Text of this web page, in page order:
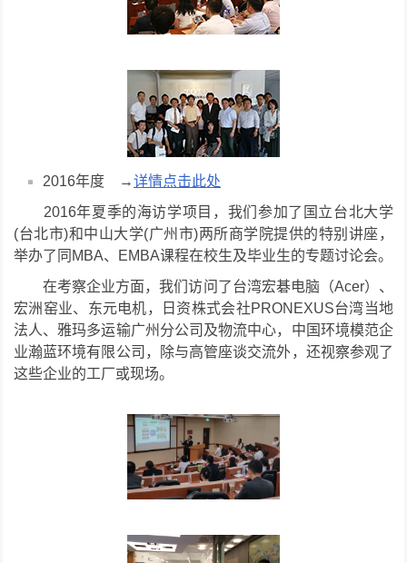
2016年度 →详情点击此处
2016年夏季的海访学项目，我们参加了国立台北大学
(台北市)和中山大学(广州市)两所商学院提供的特别讲座，
举办了同MBA、EMBA课程在校生及毕业生的专题讨论会。
在考察企业方面，我们访问了台湾宏碁电脑（Acer）、
宏洲窑业、东元电机，日资株式会社PRONEXUS台湾当地
法人、雅玛多运输广州分公司及物流中心，中国环境模范企
业瀚蓝环境有限公司，除与高管座谈交流外，还视察参观了
这些企业的工厂或现场。